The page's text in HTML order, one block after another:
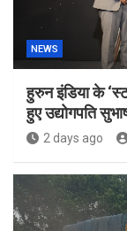
NEWS
हुरुन इंडिया के
हुए उद्योगपति
2 days ago